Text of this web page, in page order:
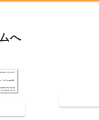
へ